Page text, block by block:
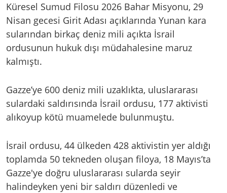
Küresel Sumud Filosu 2026 Bahar Misyonu, 29
Nisan gecesi Girit Adası açıklarında Yunan kara
sularından birkaç deniz mili açıkta İsrail
ordusunun hukuk dışı müdahalesine maruz
kalmıştı.
Gazze’ye 600 deniz mili uzaklıkta, uluslararası
sulardaki saldırısında İsrail ordusu, 177 aktivisti
alıkoyup kötü muamelede bulunmuştu.
İsrail ordusu, 44 ülkeden 428 aktivistin yer aldığı
toplamda 50 tekneden oluşan filoya, 18 Mayıs’ta
Gazze'ye doğru uluslararası sularda seyir
halindeyken yeni bir saldırı düzenledi ve